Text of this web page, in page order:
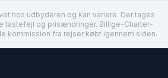
hos udbyderen og kan variere. Der tages
tastefejl og prisændringer. Billige-Charter-
kommission fra rejser købt igennem siden.